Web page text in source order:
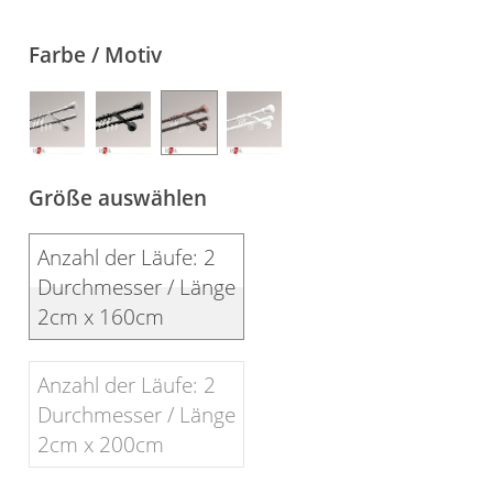
Panneaux
Farbe / Motiv
Größe auswählen
Anzahl der Läufe: 2
Durchmesser / Länge
2cm x 160cm
Anzahl der Läufe: 2
Durchmesser / Länge
2cm x 200cm